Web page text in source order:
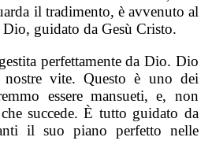
il tradimento, è avvenuto al
guidato da Gesù Cristo.
perfettamente da Dio. Dio
vite. Questo è uno dei
essere mansueti, e, non
succede. È tutto guidato da
il suo piano perfetto nelle